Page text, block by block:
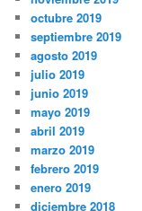
octubre 2019
septiembre 2019
agosto 2019
julio 2019
junio 2019
mayo 2019
abril 2019
marzo 2019
febrero 2019
enero 2019
diciembre 2018